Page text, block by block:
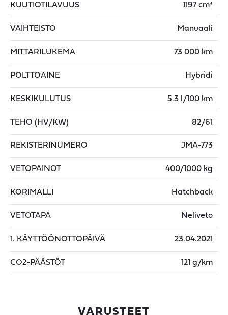
KUUTIOTILAVUUS 1197 cm³
VAIHTEISTO Manuaali
MITTARILUKEMA 73 000 km
POLTTOAINE Hybridi
KESKIKULUTUS 5.3 l/100 km
TEHO (HV/KW) 82/61
REKISTERINUMERO JMA-773
VETOPAINOT 400/1000 kg
KORIMALLI Hatchback
VETOTAPA Neliveto
1. KÄYTTÖÖNOTTOPÄIVÄ 23.04.2021
CO2-PÄÄSTÖT 121 g/km
VARUSTEET